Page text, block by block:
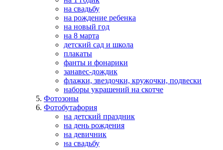
на свадьбу
на рождение ребенка
на новый год
на 8 марта
детский сад и школа
плакаты
фанты и фонарики
занавес-дождик
флажки, звездочки, кружочки, подвески
наборы украшений на скотче
Фотозоны
Фотобутафория
на детский праздник
на день рождения
на девичник
на свадьбу